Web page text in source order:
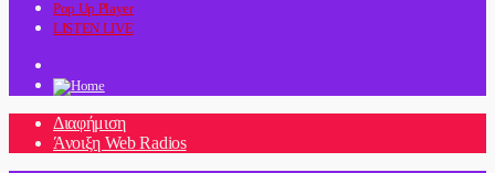
Pop Up Player
LISTEN LIVE
Διαφήμιση
Άνοιξη Web Radios